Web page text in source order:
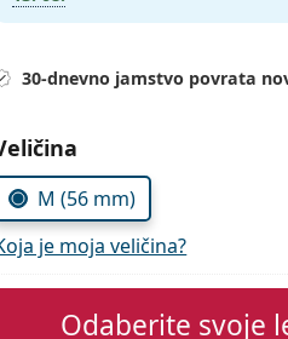
30-dnevno jamstvo povrata
parametre
M (56 mm)
je moja veličina?
Odaberite svoje